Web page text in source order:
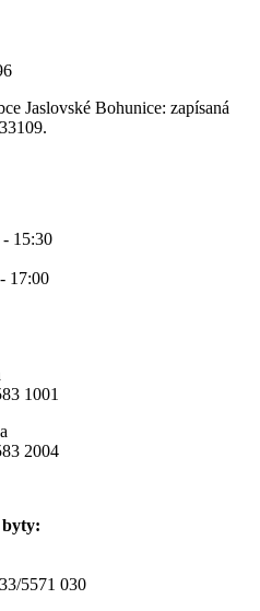
Jaslovské Bohunice: zapísaná
15:30
17:00
1001
2004
byty:
5571 030